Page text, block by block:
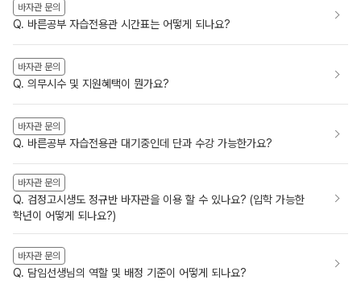
바자관 문의
Q. 바른공부 자습전용관 시간표는 어떻게 되나요?
바자관 문의
Q. 의무시수 및 지원혜택이 뭔가요?
바자관 문의
Q. 바른공부 자습전용관 대기중인데 단과 수강 가능한가요?
바자관 문의
Q. 검정고시생도 정규반 바자관을 이용 할 수 있나요? (입학 가능한
학년이 어떻게 되나요?)
바자관 문의
Q. 담임선생님의 역할 및 배정 기준이 어떻게 되나요?